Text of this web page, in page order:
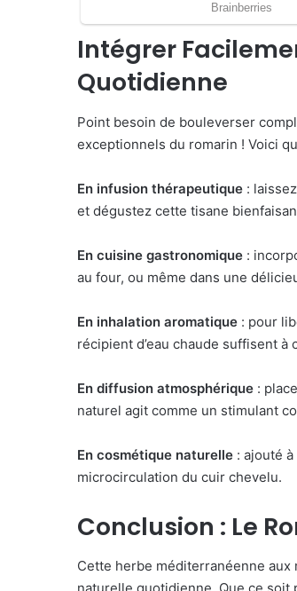
Intégrer
Quotidienne
Point besoin de bouleverser
exceptionnels du romarin ! Voici
En infusion thérapeutique :
et dégustez cette tisane
En cuisine gastronomique :
au four, ou même dans une
En inhalation aromatique : pour
récipient d’eau chaude suffisent
En diffusion atmosphérique :
naturel agit comme un stimulant
En cosmétique naturelle : ajouté
microcirculation du cuir chevelu.
Conclusion : Le
Cette herbe méditerranéenne